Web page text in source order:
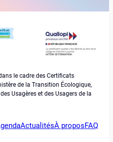
le cadre des Certificats
de la Transition Écologique,
Usagères et des Usagers de la
ActualitésÀ proposFAQ